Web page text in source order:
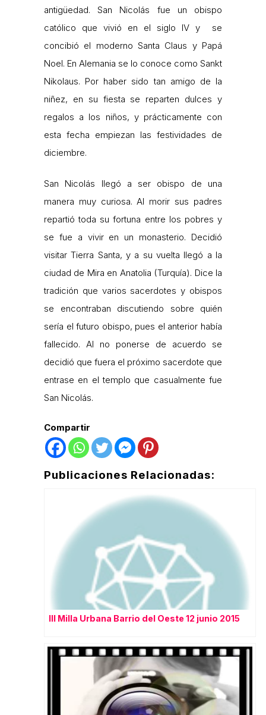
antigüedad. San Nicolás fue un obispo
católico que vivió en el siglo IV y se
concibió el moderno Santa Claus y Papá
Noel. En Alemania se lo conoce como Sankt
Nikolaus. Por haber sido tan amigo de la
niñez, en su fiesta se reparten dulces y
regalos a los niños, y prácticamente con
esta fecha empiezan las festividades de
diciembre.
San Nicolás llegó a ser obispo de una
manera muy curiosa. Al morir sus padres
repartió toda su fortuna entre los pobres y
se fue a vivir en un monasterio. Decidió
visitar Tierra Santa, y a su vuelta llegó a la
ciudad de Mira en Anatolia (Turquía). Dice la
tradición que varios sacerdotes y obispos
se encontraban discutiendo sobre quién
sería el futuro obispo, pues el anterior había
fallecido. Al no ponerse de acuerdo se
decidió que fuera el próximo sacerdote que
entrase en el templo que casualmente fue
San Nicolás.
Compartir
Publicaciones Relacionadas:
III Milla Urbana Barrio del Oeste 12 junio 2015